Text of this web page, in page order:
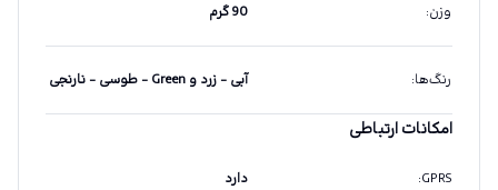
وزن: 90 گرم
رنگ‌ها: آبی - زرد و Green - طوسی - نارنجی
امکانات ارتباطی
GPRS
: دارد